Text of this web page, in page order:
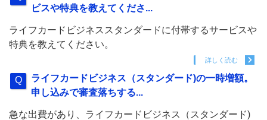
ビスや特典を教えてくださ...
ライフカードビジネススタンダードに付帯するサービスや
特典を教えてください。
詳しく読む
ライフカードビジネス（スタンダード)の一時増額。
申し込みで審査落ちする...
急な出費があり、ライフカードビジネス（スタンダード)